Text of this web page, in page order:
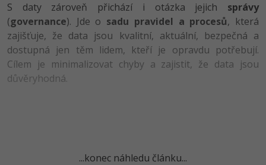
Best practices
Projektový manažer
Databázový analytik
Copywriter
SQL
Návrh SW -80%
Algoritmy -41%
MS Office -80%
Google Dokumenty
Time management
S daty zároveň přichází i otázka jejich správy
(governance). Jde o sadu pravidel a procesů, která
zajišťuje, že data jsou kvalitní, aktuální, bezpečná a
dostupná jen těm lidem, kteří je opravdu potřebují.
Cílem je minimalizovat chyby a zajistit, že data jsou
důvěryhodná.
...konec náhledu článku...